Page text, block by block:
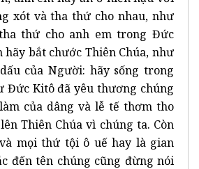
xót và tha thứ cho nhau, như
thứ cho anh em trong Đức
hãy bắt chước Thiên Chúa, như
của Người: hãy sống trong
Đức Kitô đã yêu thương chúng
của dâng và lễ tế thơm tho
Thiên Chúa vì chúng ta. Còn
mọi thứ tội ô uế hay là gian
đến tên chúng cũng đừng nói